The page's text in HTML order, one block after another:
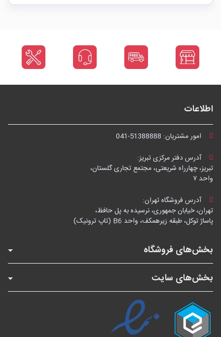
اطلاعات
امور مشتریان: 041-51388888
آدرس دفتر مرکزی تبریز:
تبریز، چهارراه شریعتی، مجتمع تجاری گلستان،
واحد ۷
آدرس فروشگاه تهران:
تهران، خیابان جمهوری، نرسیده به پل حافظ،
پاساژ توکل، طبقه زیرهمکف، واحد B6 (تاپ ترونیک)
بخش‌های فروشگاه
بخش‌های سایت